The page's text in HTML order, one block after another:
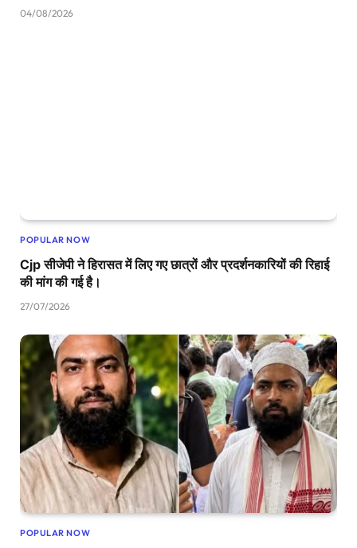
04/08/2026
POPULAR NOW
Cjp सीजेपी ने हिरासत में लिए गए छात्रों और प्रदर्शनकारियों की रिहाई
की मांग की गई है।
27/07/2026
POPULAR NOW